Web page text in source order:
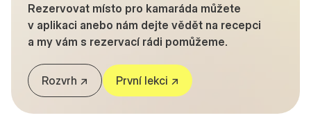
Rezervovat místo pro kamaráda můžete
v aplikaci anebo nám dejte vědět na recepci
a my vám s rezervací rádi pomůžeme.
Rozvrh ↗ První lekci ↗